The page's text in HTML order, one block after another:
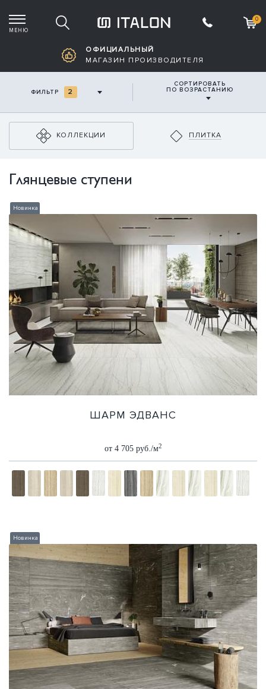
МЕНЮ
0
ОФИЦИАЛЬНЫЙ
МАГАЗИН ПРОИЗВОДИТЕЛЯ
ФИЛЬТР 2
СОРТИРОВАТЬ
ПО ВОЗРАСТАНИЮ
КОЛЛЕКЦИИ ПЛИТКА
Глянцевые ступени
Новинка
ШАРМ ЭДВАНС
от 4 705 руб./м2
Новинка